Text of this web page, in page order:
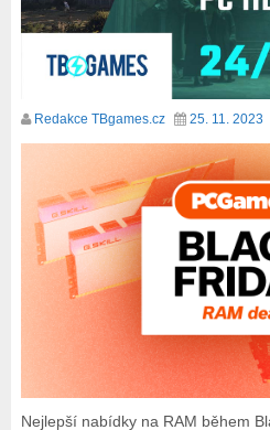
Redakce TBgames.cz 25. 11. 2023
Nejlepší nabídky na RAM během